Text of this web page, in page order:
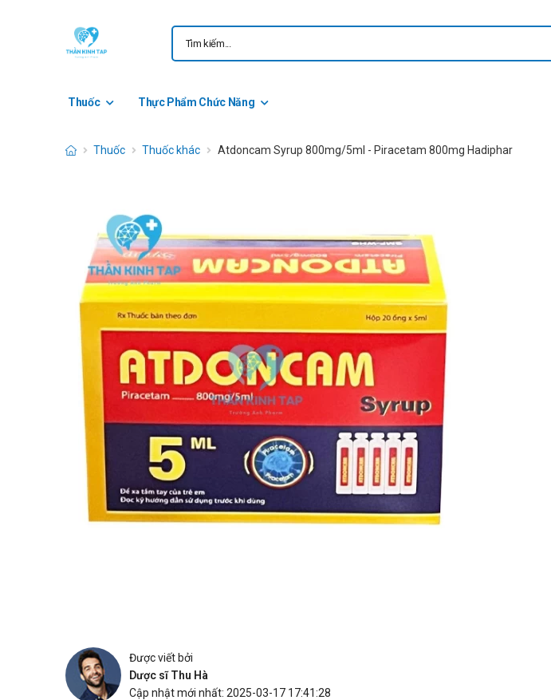
Thuốc Thực Phẩm Chức Năng
Thuốc Thuốc khác Atdoncam Syrup 800mg/5ml - Piracetam 800mg Hadiphar
Được viết bởi
Dược sĩ Thu Hà
Cập nhật mới nhất: 2025-03-17 17:41:28